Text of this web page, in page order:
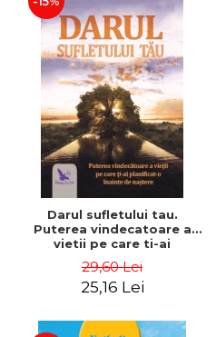
Darul sufletului tau.
Puterea vindecatoare a
vietii pe care ti-ai
nastere – Robert Schwartz
29,60 Lei
25,16 Lei